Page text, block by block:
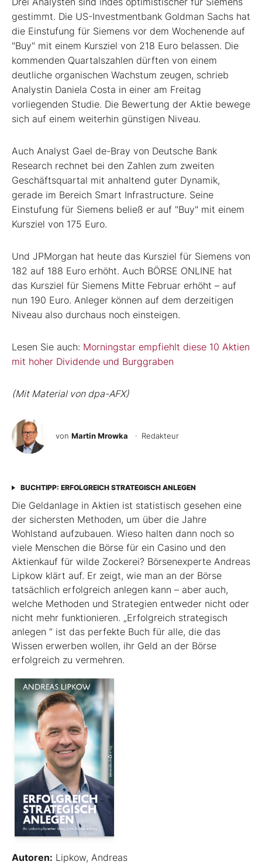
gestimmt. Die US-Investmentbank Goldman Sachs hat
die Einstufung für Siemens vor dem Wochenende auf
"Buy" mit einem Kursziel von 218 Euro belassen. Die
kommenden Quartalszahlen dürften von einem
deutliche organischen Wachstum zeugen, schrieb
Analystin Daniela Costa in einer am Freitag
vorliegenden Studie. Die Bewertung der Aktie bewege
sich auf einem weiterhin günstigen Niveau.
Auch Analyst Gael de-Bray von Deutsche Bank
Research rechnet bei den Zahlen zum zweiten
Geschäftsquartal mit anhaltend guter Dynamik,
gerade im Bereich Smart Infrastructure. Seine
Einstufung für Siemens beließ er auf "Buy" mit einem
Kursziel von 175 Euro.
Und JPMorgan hat heute das Kursziel für Siemens von
182 auf 188 Euro erhöht. Auch BÖRSE ONLINE hat
das Kursziel für Siemens Mitte Februar erhöht – auf
nun 190 Euro. Anleger können auf dem derzeitigen
Niveau also durchaus noch einsteigen.
Lesen Sie auch: Morningstar empfiehlt diese 10 Aktien
mit hoher Dividende und Burggraben
(Mit Material von dpa-AFX)
von Martin Mrowka · Redakteur
BUCHTIPP: ERFOLGREICH STRATEGISCH ANLEGEN
Die Geldanlage in Aktien ist statistisch gesehen eine
der sichersten Methoden, um über die Jahre
Wohlstand aufzubauen. Wieso halten dann noch so
viele Menschen die Börse für ein Casino und den
Aktienkauf für wilde Zockerei? Börsenexperte Andreas
Lipkow klärt auf. Er zeigt, wie man an der Börse
tatsächlich erfolgreich anlegen kann – aber auch,
welche Methoden und Strategien entweder nicht oder
nicht mehr funktionieren. „Erfolgreich strategisch
anlegen “ ist das perfekte Buch für alle, die das
Wissen erwerben wollen, ihr Geld an der Börse
erfolgreich zu vermehren.
Autoren: Lipkow, Andreas